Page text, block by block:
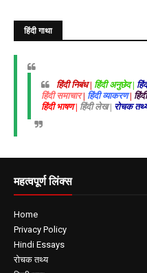
हिंदी गाथा
हिंदी निबंध | हिंदी अनुछेद |
हिंदी समाचार| हिंदी व्याकरण|
हिंदी भाषण | हिंदी लेख | रोचक
महत्वपूर्ण लिंक्स
Home
Privacy Policy
Hindi Essays
रोचक तथ्य